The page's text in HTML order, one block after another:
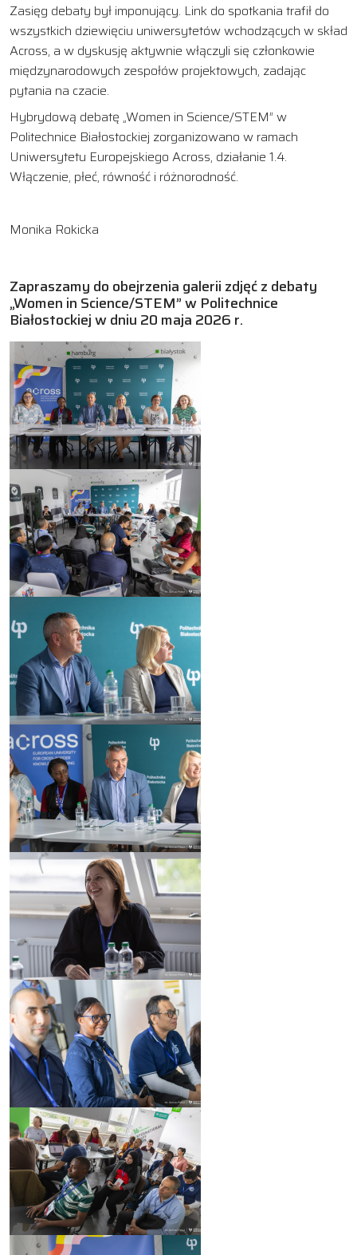
Zasięg debaty był imponujący. Link do spotkania trafił do
wszystkich dziewięciu uniwersytetów wchodzących w skład
Across, a w dyskusję aktywnie włączyli się członkowie
międzynarodowych zespołów projektowych, zadając
pytania na czacie.
Hybrydową debatę „Women in Science/STEM” w
Politechnice Białostockiej zorganizowano w ramach
Uniwersytetu Europejskiego Across, działanie 1.4.
Włączenie, płeć, równość i różnorodność.
Monika Rokicka
Zapraszamy do obejrzenia galerii zdjęć z debaty
„Women in Science/STEM” w Politechnice
Białostockiej w dniu 20 maja 2026 r.